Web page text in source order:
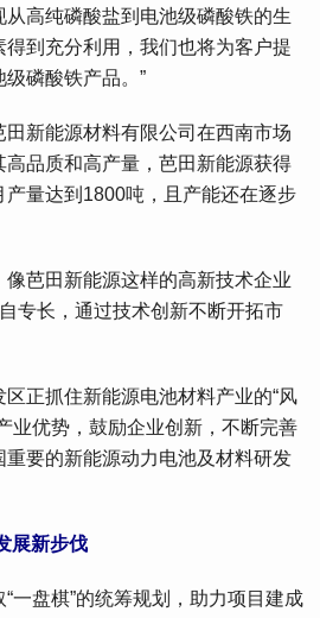
高纯磷酸盐到电池级磷酸铁的生
到充分利用，我们也将为客户提
磷酸铁产品。”
新能源材料有限公司在西南市场
品质和高产量，芭田新能源获得
量达到1800吨，且产能还在逐步
芭田新能源这样的高新技术企业
专长，通过技术创新不断开拓市
正抓住新能源电池材料产业的“风
业优势，鼓励企业创新，不断完善
要的新能源动力电池及材料研发
展新步伐
盘棋”的统筹规划，助力项目建成